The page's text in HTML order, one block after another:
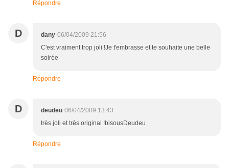
Répondre
D dany 06/04/2009 21:56
C'est vraiment trop joli !Je t'embrasse et te souhaite une belle
soirée
Répondre
D deudeu 06/04/2009 13:43
très joli et très original !bisousDeudeu
Répondre